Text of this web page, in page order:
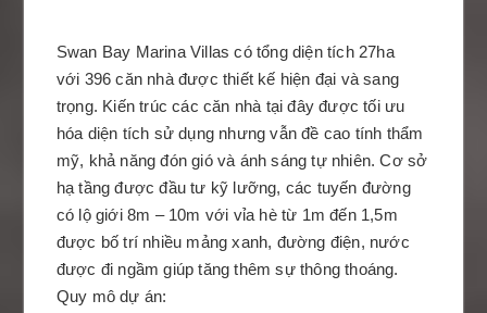
Swan Bay Marina Villas có tổng diện tích 27ha
với 396 căn nhà được thiết kế hiện đại và sang
trọng. Kiến trúc các căn nhà tại đây được tối ưu
hóa diện tích sử dụng nhưng vẫn đề cao tính thẩm
mỹ, khả năng đón gió và ánh sáng tự nhiên. Cơ sở
hạ tầng được đầu tư kỹ lưỡng, các tuyến đường
có lộ giới 8m – 10m với vỉa hè từ 1m đến 1,5m
được bố trí nhiều mảng xanh, đường điện, nước
được đi ngầm giúp tăng thêm sự thông thoáng.
Quy mô dự án: